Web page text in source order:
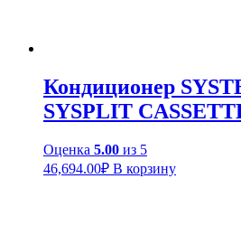
Кондиционер
SYSPLIT
Оценка 5.00 из 5
46,694.00₽ В корзину